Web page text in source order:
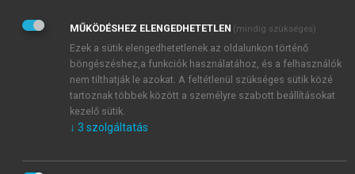
Adatkezelési tájékoztatóbanfoglaltakat tudomásul
veszem és elfogadom.
Általános vásárlási feltételeket, valamint a szotar.netés a
mersz.huoldalak licencszerződéseiben foglaltakat
tudomásul veszem és elfogadom.
KIPRÓBÁLOM
MŰKÖDÉSHEZ ELENGEDHETETLEN (mindig szükséges)
Ezek a sütik elengedhetetlenek az oldalunkon történő
böngészéshez,a funkciók használatához, és a felhasználók
nem tilthatják le azokat. A feltétlenül szükséges sütik közé
tartoznak többek között a személyre szabott beállításokat
kezelő sütik.
↓ 3 szolgáltatás